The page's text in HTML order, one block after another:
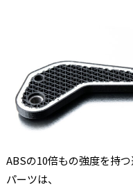
ABSの10倍もの強度を持
パーツは、